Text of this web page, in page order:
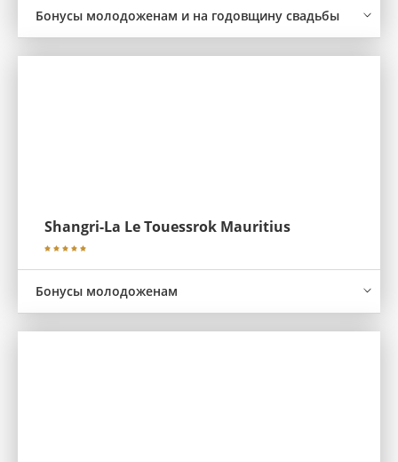
Бонусы молодоженам и на годовщину свадьбы
Shangri-La Le Touessrok Mauritius
Бонусы молодоженам